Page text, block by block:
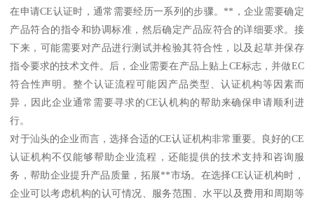
在申请CE认证时，通常需要经历一系列的步骤。**，企业需要确定
产品符合的指令和协调标准，然后确定产品应符合的详细要求。接
下来，可能需要对产品进行测试并检验其符合性，以及起草并保存
指令要求的技术文件。后，企业需要在产品上贴上CE标志，并做EC
符合性声明。整个认证流程可能因产品类型、认证机构等因素而
异，因此企业通常需要寻求的CE认机构的帮助来确保申请顺利进
行。
对于汕头的企业而言，选择合适的CE认证机构非常重要。良好的CE
认证机构不仅能够帮助企业流程，还能提供的技术支持和咨询服
务，帮助企业提升产品质量，拓展**市场。在选择CE认证机构时，
企业可以考虑机构的认可情况、服务范围、水平以及费用和周期等